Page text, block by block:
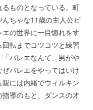
ものとなっている。町
ちゃな11歳の主人公ビ
の世界に一目惚れをす
転までコツコツと練習
バレエなんて、男がや
バレエをやってはいけ
には内緒でウィルキン
導のもと、ダンスの才